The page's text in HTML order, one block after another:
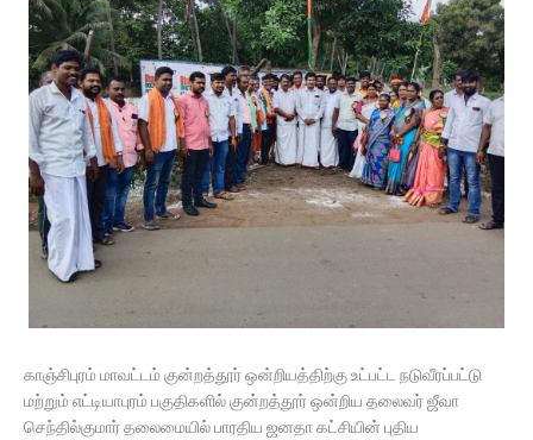
காஞ்சிபுரம் மாவட்டம் குன்றத்தூர் ஒன்றியத்திற்கு உட்பட்ட நடுவீரப்பட்டு
மற்றும் எட்டியாபுரம் பகுதிகளில் குன்றத்தூர் ஒன்றிய தலைவர் ஜீவா
செந்தில்குமார் தலைமையில் பாரதிய ஜனதா கட்சியின் புதிய